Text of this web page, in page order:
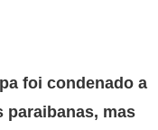
foi condenado a
paraibanas, mas